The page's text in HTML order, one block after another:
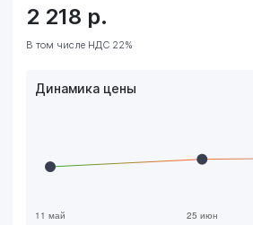
2 218 р.
В том числе НДС 22%
Динамика цены